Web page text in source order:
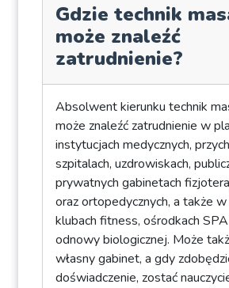
Gdzie technik
może znaleźć
zatrudnienie?
Absolwent kierunku technik
może znaleźć zatrudnienie w
instytucjach medycznych,
szpitalach, uzdrowiskach,
prywatnych gabinetach
oraz ortopedycznych, a także w
klubach fitness, ośrodkach
odnowy biologicznej. Może
własny gabinet, a gdy
doświadczenie, zostać